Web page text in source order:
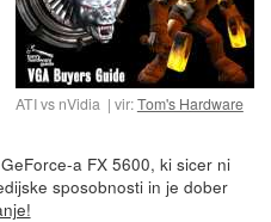
ATI vs nVidia vir:Tom's Hardware
a FX 5600, ki sicer ni
sposobnosti in je dober